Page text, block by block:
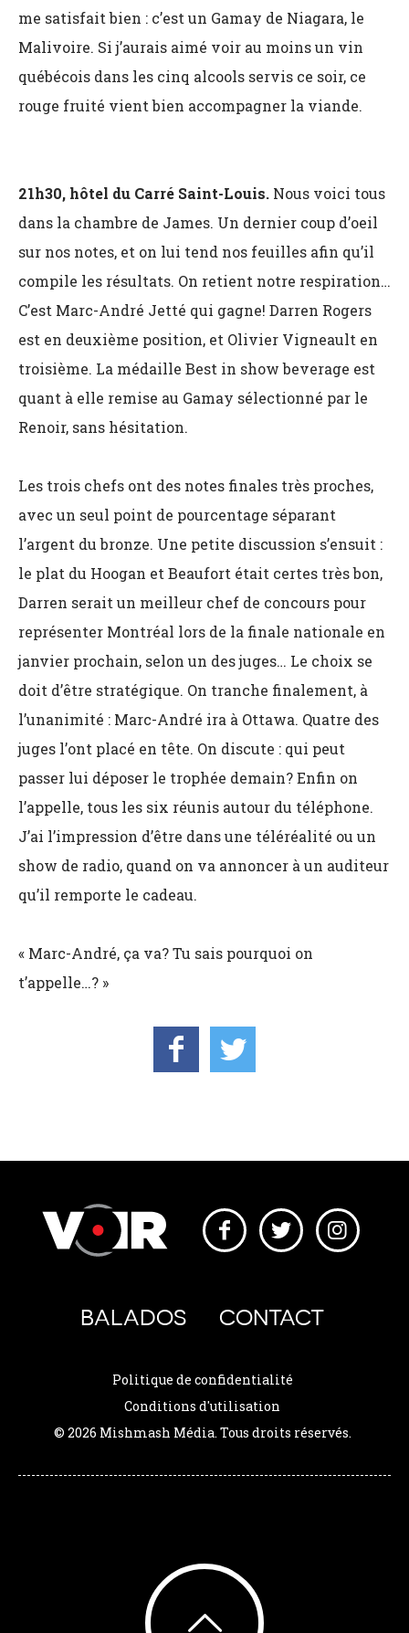
me satisfait bien : c’est un Gamay de Niagara, le
Malivoire. Si j’aurais aimé voir au moins un vin
québécois dans les cinq alcools servis ce soir, ce
rouge fruité vient bien accompagner la viande.
21h30, hôtel du Carré Saint-Louis. Nous voici tous
dans la chambre de James. Un dernier coup d’oeil
sur nos notes, et on lui tend nos feuilles afin qu’il
compile les résultats. On retient notre respiration…
C’est Marc-André Jetté qui gagne! Darren Rogers
est en deuxième position, et Olivier Vigneault en
troisième. La médaille Best in show beverage est
quant à elle remise au Gamay sélectionné par le
Renoir, sans hésitation.
Les trois chefs ont des notes finales très proches,
avec un seul point de pourcentage séparant
l’argent du bronze. Une petite discussion s’ensuit :
le plat du Hoogan et Beaufort était certes très bon,
Darren serait un meilleur chef de concours pour
représenter Montréal lors de la finale nationale en
janvier prochain, selon un des juges… Le choix se
doit d’être stratégique. On tranche finalement, à
l’unanimité : Marc-André ira à Ottawa. Quatre des
juges l’ont placé en tête. On discute : qui peut
passer lui déposer le trophée demain? Enfin on
l’appelle, tous les six réunis autour du téléphone.
J’ai l’impression d’être dans une téléréalité ou un
show de radio, quand on va annoncer à un auditeur
qu’il remporte le cadeau.
« Marc-André, ça va? Tu sais pourquoi on
t’appelle…? »
BALADOS CONTACT
Politique de confidentialité
Conditions d'utilisation
© 2026 Mishmash Média. Tous droits réservés.